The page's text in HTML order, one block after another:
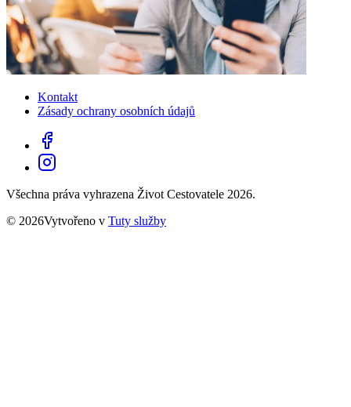
Kontakt
Zásady ochrany osobních údajů
Všechna práva vyhrazena Život Cestovatele 2026.
© 2026Vytvořeno v Tuty služby